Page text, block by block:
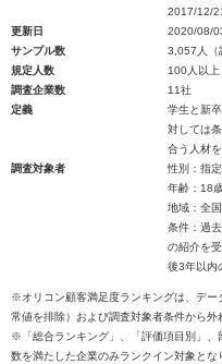
2017/12/
更新日
2020/08/
サンプル数
3,057人（
規定人数
100人以上
調査企業数
11社
定義
学生と新
対しては
合う人材
調査対象者
性別：指定
年齢：18
地域：全国
条件：過
の紹介を
後3年以内
※オリコン顧客満足度ランキングは、デー
常値を排除）および調査対象者条件から外
※「総合ランキング」、「評価項目別」、
数を満たした企業のみランクイン対象と